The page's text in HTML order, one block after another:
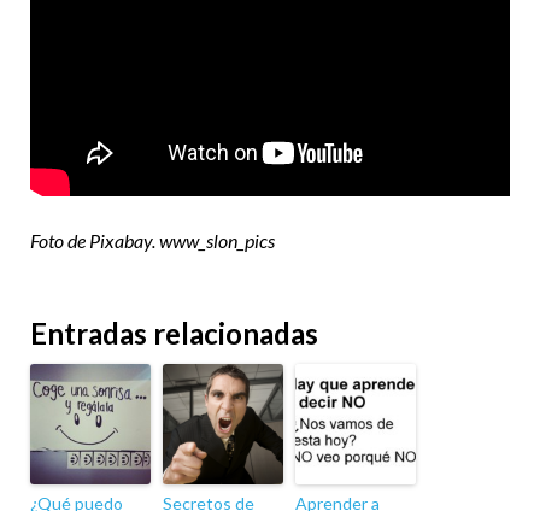
Foto de Pixabay. www_slon_pics
Entradas relacionadas
¿Qué puedo
Secretos de
Aprender a